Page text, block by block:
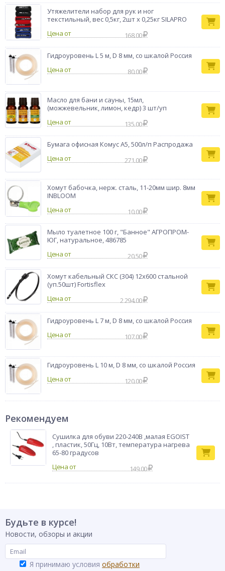
Утяжелители набор для рук и ног
текстильный, вес 0,5кг, 2шт х 0,25кг SILAPRO
Цена от
168.00
Гидроуровень L 5 м, D 8 мм, со шкалой Россия
Цена от
80.00
Масло для бани и сауны, 15мл,
(можжевельник, лимон, кедр) 3 шт/уп
Цена от
135.00
Бумага офисная Комус А5, 500л/п Распродажа
Цена от
271.00
Хомут бабочка, нерж. сталь, 11-20мм шир. 8мм
INBLOOM
Цена от
10.00
Мыло туалетное 100 г, "Банное" АГРОПРОМ-
ЮГ, натуральное, 486785
Цена от
20.50
Хомут кабельный СКС (304) 12х600 стальной
(уп.50шт) Fortisflex
Цена от
2 294.00
Гидроуровень L 7 м, D 8 мм, со шкалой Россия
Цена от
107.00
Гидроуровень L 10 м, D 8 мм, со шкалой Россия
Цена от
120.00
Рекомендуем
Сушилка для обуви 220-240В ,малая EGOIST
, пластик, 50Гц, 10Вт, температура нагрева
65-80 градусов
149.00
Будьте в курсе!
Новости, обзоры и акции
Я принимаю условия обработки